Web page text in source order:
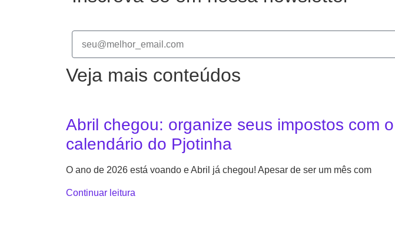
Veja mais conteúdos
Abril chegou: organize seus impostos com o
calendário do Pjotinha
O ano de 2026 está voando e Abril já chegou! Apesar de ser um mês com
Continuar leitura